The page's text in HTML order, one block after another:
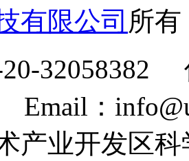
有限公司 所
20-32058382
Email：
产业开发区